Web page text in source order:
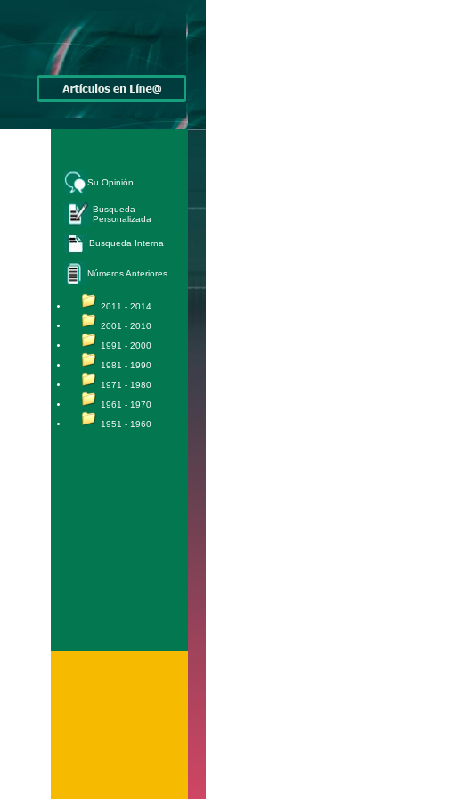
Su Opinión
Busqueda
Personalizada
Busqueda Interna
Números Anteriores
2011 - 2014
2001 - 2010
1991 - 2000
1981 - 1990
1971 - 1980
1961 - 1970
1951 - 1960